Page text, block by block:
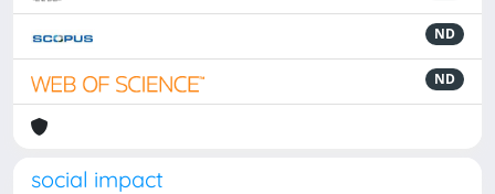
ND
ND
social impact